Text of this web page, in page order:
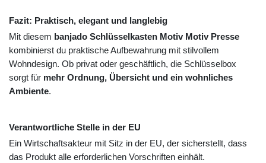
Fazit: Praktisch, elegant und langlebig
Mit diesem banjado Schlüsselkasten Motiv Motiv Presse
kombinierst du praktische Aufbewahrung mit stilvollem
Wohndesign. Ob privat oder geschäftlich, die Schlüsselbox
sorgt für mehr Ordnung, Übersicht und ein wohnliches
Ambiente.
Verantwortliche Stelle in der EU
Ein Wirtschaftsakteur mit Sitz in der EU, der sicherstellt, dass
das Produkt alle erforderlichen Vorschriften einhält.